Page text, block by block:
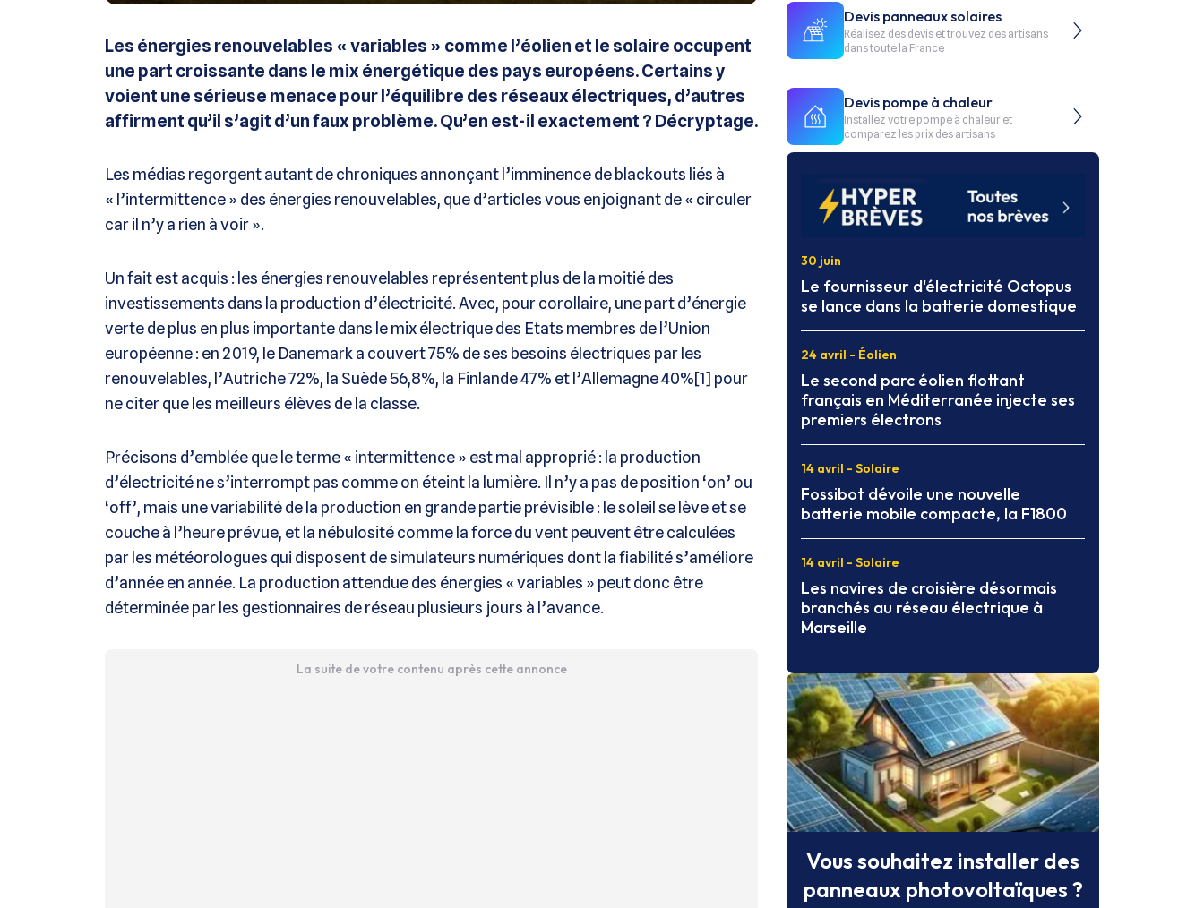
Les énergies renouvelables « variables » comme l’éolien et le solaire occupent
une part croissante dans le mix énergétique des pays européens. Certains y
voient une sérieuse menace pour l’équilibre des réseaux électriques, d’autres
affirment qu’il s’agit d’un faux problème. Qu’en est-il exactement ? Décryptage.
Les médias regorgent autant de chroniques annonçant l’imminence de blackouts liés à
« l’intermittence » des énergies renouvelables, que d’articles vous enjoignant de « circuler
car il n’y a rien à voir ».
Un fait est acquis : les énergies renouvelables représentent plus de la moitié des
investissements dans la production d’électricité. Avec, pour corollaire, une part d’énergie
verte de plus en plus importante dans le mix électrique des Etats membres de l’Union
européenne : en 2019, le Danemark a couvert 75% de ses besoins électriques par les
renouvelables, l’Autriche 72%, la Suède 56,8%, la Finlande 47% et l’Allemagne 40%[1] pour
ne citer que les meilleurs élèves de la classe.
Précisons d’emblée que le terme « intermittence » est mal approprié : la production
d’électricité ne s’interrompt pas comme on éteint la lumière. Il n’y a pas de position ‘on’ ou
‘off’, mais une variabilité de la production en grande partie prévisible : le soleil se lève et se
couche à l’heure prévue, et la nébulosité comme la force du vent peuvent être calculées
par les météorologues qui disposent de simulateurs numériques dont la fiabilité s’améliore
d’année en année. La production attendue des énergies « variables » peut donc être
déterminée par les gestionnaires de réseau plusieurs jours à l’avance.
La suite de votre contenu après cette annonce
Devis panneaux solaires
Réalisez des devis et trouvez des artisans
dans toute la France
Devis pompe à chaleur
Installez votre pompe à chaleur et
comparez les prix des artisans
30 juin
Le fournisseur d'électricité Octopus
se lance dans la batterie domestique
24 avril - Éolien
Le second parc éolien flottant
français en Méditerranée injecte ses
premiers électrons
14 avril - Solaire
Fossibot dévoile une nouvelle
batterie mobile compacte, la F1800
14 avril - Solaire
Les navires de croisière désormais
branchés au réseau électrique à
Marseille
Vous souhaitez installer des
panneaux photovoltaïques ?